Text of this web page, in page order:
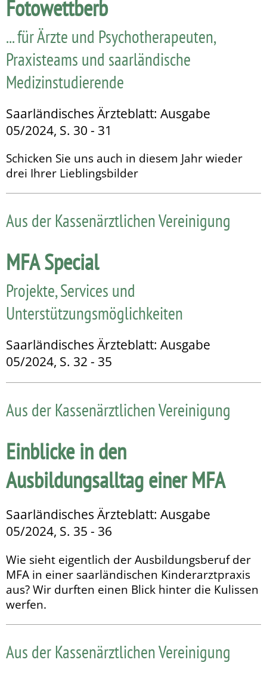
Fotowettberb
... für Ärzte und Psychotherapeuten,
Praxisteams und saarländische
Medizinstudierende
Saarländisches Ärzteblatt: Ausgabe
05/2024, S. 30 - 31
Schicken Sie uns auch in diesem Jahr wieder
drei Ihrer Lieblingsbilder
Aus der Kassenärztlichen Vereinigung
MFA Special
Projekte, Services und
Unterstützungsmöglichkeiten
Saarländisches Ärzteblatt: Ausgabe
05/2024, S. 32 - 35
Aus der Kassenärztlichen Vereinigung
Einblicke in den
Ausbildungsalltag einer MFA
Saarländisches Ärzteblatt: Ausgabe
05/2024, S. 35 - 36
Wie sieht eigentlich der Ausbildungsberuf der
MFA in einer saarländischen Kinderarztpraxis
aus? Wir durften einen Blick hinter die Kulissen
werfen.
Aus der Kassenärztlichen Vereinigung